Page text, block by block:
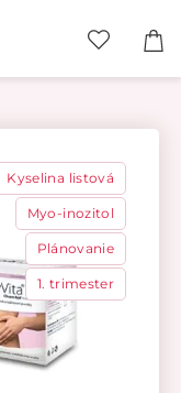
Kyselina listová
Myo-inozitol
Plánovanie
1. trimester